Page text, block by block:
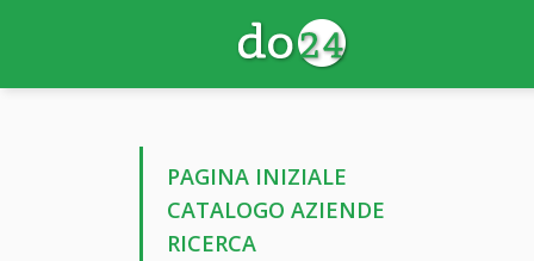
PAGINA INIZIALE
CATALOGO AZIENDE
RICERCA